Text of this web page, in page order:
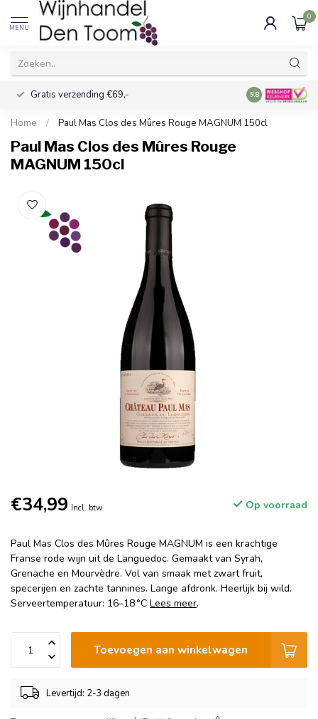
MENU
0
Gratis verzending €69,- Voor 16:00
9.8
Home / Paul Mas Clos des Mûres Rouge MAGNUM 150cl
Paul Mas Clos des Mûres Rouge
MAGNUM 150cl
€34,99 Incl. btw Op voorraad
Paul Mas Clos des Mûres Rouge MAGNUM is een krachtige
Franse rode wijn uit de Languedoc. Gemaakt van Syrah,
Grenache en Mourvèdre. Vol van smaak met zwart fruit,
specerijen en zachte tannines. Lange afdronk. Heerlijk bij wild.
Serveertemperatuur: 16–18 °C Lees meer.
Toevoegen aan winkelwagen
Levertijd: 2-3 dagen